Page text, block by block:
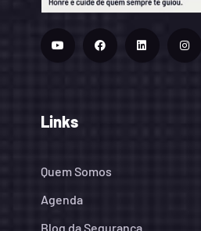
Links
Quem Somos
Agenda
Blog da Segurança